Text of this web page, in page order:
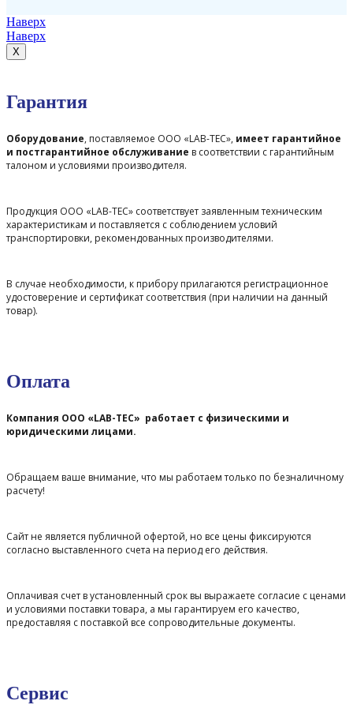
Наверх
Наверх
X
Гарантия
Оборудование, поставляемое ООО «LAB-TEC», имеет гарантийное
и постгарантийное обслуживание в соответствии с гарантийным
талоном и условиями производителя.
Продукция ООО «LAB-TEC» соответствует заявленным техническим
характеристикам и поставляется с соблюдением условий
транспортировки, рекомендованных производителями.
В случае необходимости, к прибору прилагаются регистрационное
удостоверение и сертификат соответствия (при наличии на данный
товар).
Оплата
Компания ООО «LAB-TEC» работает с физическими и
юридическими лицами.
Обращаем ваше внимание, что мы работаем только по безналичному
расчету!
Сайт не является публичной офертой, но все цены фиксируются
согласно выставленного счета на период его действия.
Оплачивая счет в установленный срок вы выражаете согласие с ценами
и условиями поставки товара, а мы гарантируем его качество,
предоставляя с поставкой все сопроводительные документы.
Сервис